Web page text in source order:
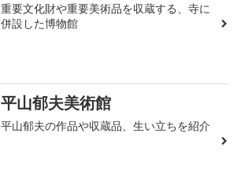
重要文化財や重要美術品を収蔵する、寺に
併設した博物館
平山郁夫美術館
平山郁夫の作品や収蔵品、生い立ちを紹介